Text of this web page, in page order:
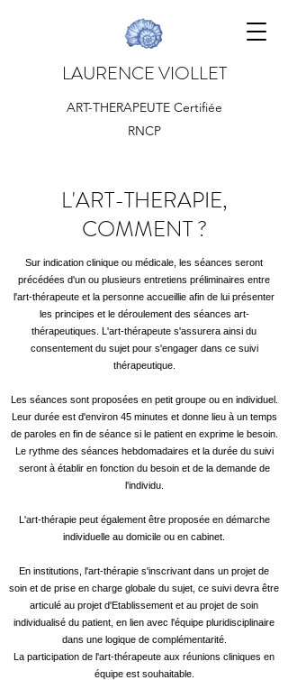
LAURENCE VIOLLET
ART-THERAPEUTE Certifiée
RNCP
L'ART-THERAPIE,
COMMENT ?
Sur indication clinique ou médicale , les séances seront
précédées d'un ou plusieurs entretiens préliminaires entre
l'art-thérapeute et la personne accueillie afin de lui présenter
les principes et le déroulement des séances art-
thérapeutiques. L'art-thérapeute s'assurera ainsi du
consentement du sujet pour s'engager dans ce suivi
thérapeutique.
Les séances sont proposées en petit groupe ou en individuel.
Leur durée est d'environ 45 minutes et donne lieu à un temps
de paroles en fin de séance si le patient en exprime le besoin.
Le rythme des séances hebdomadaires et la durée du suivi
seront à établir en fonction du besoin et de la demande de
l'individu.
L'art-thérapie peut également être proposée en démarche
individuelle au domicile ou en cabinet.
En institutions, l'art-thérapie s'inscrivant dans un projet de
soin et de prise en charge globale du sujet, ce suivi devra être
articulé au projet d'Etablissement et au projet de soin
individualisé du patient, en lien avec l'équipe pluridisciplinaire
dans une logique de complémentarité.
La participation de l'art-thérapeute aux réunions cliniques en
équipe est souhaitable.